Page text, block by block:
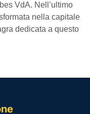
VdA. Nell’ultimo
nella capitale
dedicata a questo